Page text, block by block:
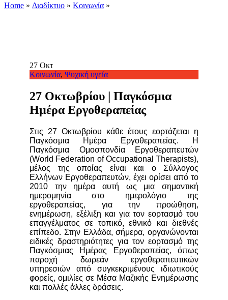
Home » Διαδίκτυο » Κοινωνία »
27 Οκτ
Κοινωνία, Ψυχική υγεία
27 Οκτωβρίου | Παγκόσμια
Ημέρα Εργοθεραπείας
Στις 27 Οκτωβρίου κάθε έτους εορτάζεται η
Παγκόσμια Ημέρα Εργοθεραπείας. Η
Παγκόσμια Ομοσπονδία Εργοθεραπευτών
(World Federation of Occupational Therapists),
μέλος της οποίας είναι και ο Σύλλογος
Ελλήνων Εργοθεραπευτών, έχει ορίσει από το
2010 την ημέρα αυτή ως μια σημαντική
ημερομηνία στο ημερολόγιο της
εργοθεραπείας, για την προώθηση,
ενημέρωση, εξέλιξη και για τον εορτασμό του
επαγγέλματος σε τοπικό, εθνικό και διεθνές
επίπεδο. Στην Ελλάδα, σήμερα, οργανώνονται
ειδικές δραστηριότητες για τον εορτασμό της
Παγκόσμιας Ημέρας Εργοθεραπείας, όπως
παροχή δωρεάν εργοθεραπευτικών
υπηρεσιών από συγκεκριμένους ιδιωτικούς
φορείς, ομιλίες σε Μέσα Μαζικής Ενημέρωσης
και πολλές άλλες δράσεις.